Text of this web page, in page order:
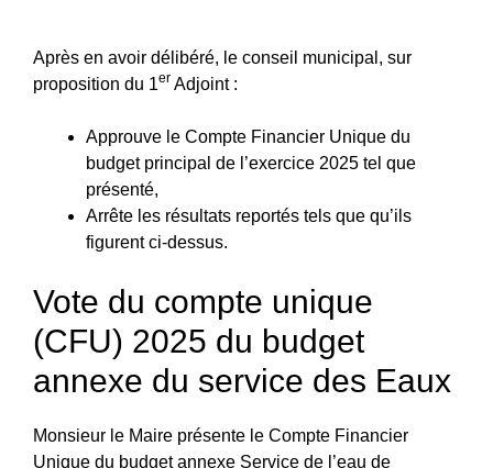
Après en avoir délibéré, le conseil municipal, sur
proposition du 1er Adjoint :
Approuve le Compte Financier Unique du
budget principal de l’exercice 2025 tel que
présenté,
Arrête les résultats reportés tels que qu’ils
figurent ci-dessus.
Vote du compte unique
(CFU) 2025 du budget
annexe du service des Eaux
Monsieur le Maire présente le Compte Financier
Unique du budget annexe Service de l’eau de